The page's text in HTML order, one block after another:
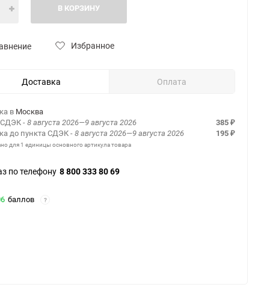
В КОРЗИНУ
Избранное
Доставка Оплата
в Москва
СДЭК- 8 августа 2026—9 августа 2026 385 ₽
до пункта СДЭК- 8 августа 2026—9 августа 2026 195 ₽
для 1 единицы основного артикула товара
по телефону 8 800 333 80 69
баллов ?